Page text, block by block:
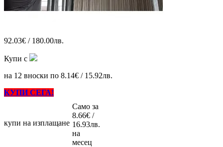
92.03€ / 180.00лв.
Купи с
на 12 вноски по 8.14€ / 15.92лв.
КУПИ СЕГА!
купи на изплащане
Само за
8.66€ /
16.93лв.
на
месец